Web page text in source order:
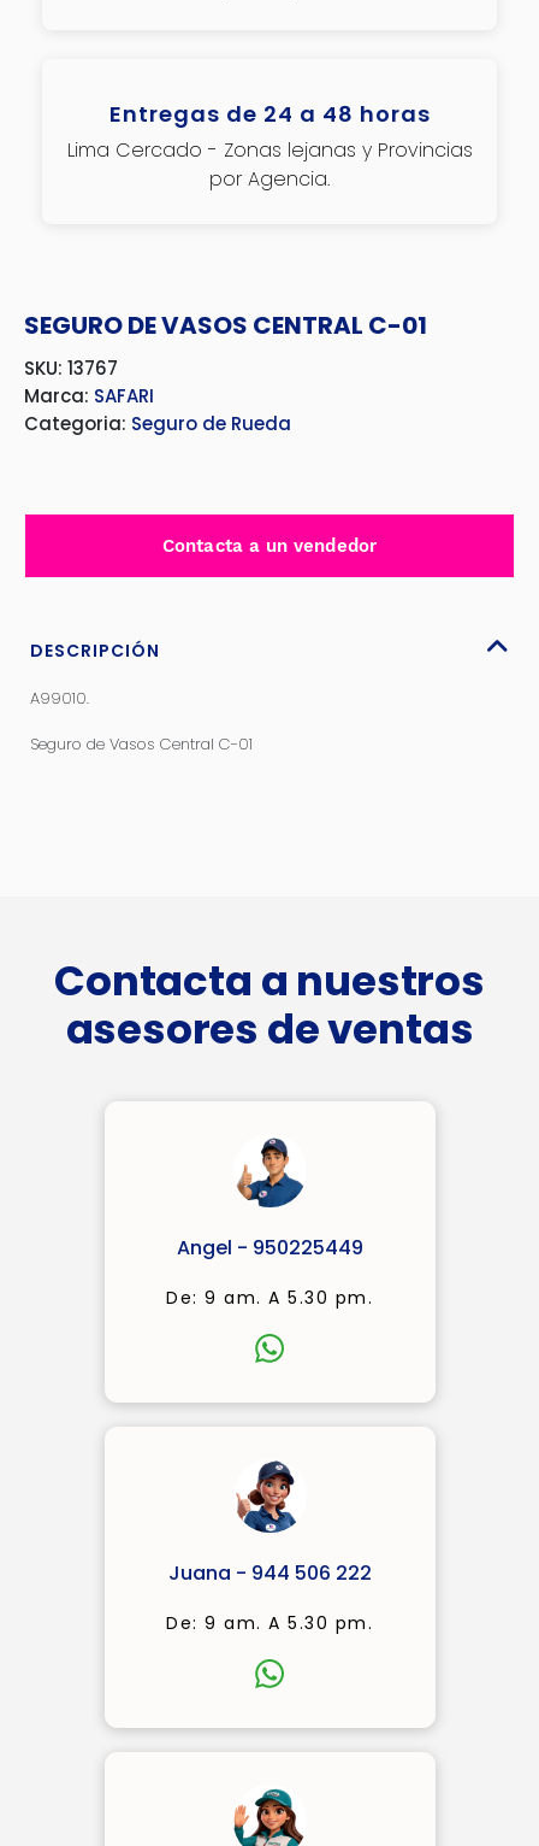
Entregas de 24 a 48 horas
Lima Cercado - Zonas lejanas y Provincias
por Agencia.
SEGURO DE VASOS CENTRAL C-01
SKU: 13767
Marca: SAFARI
Categoria: Seguro de Rueda
Contacta a un vendedor
DESCRIPCIÓN
A99010.
Seguro de Vasos Central C-01
Contacta a nuestros
asesores de ventas
Angel - 950225449
De: 9 am. A 5.30 pm.
Juana - 944 506 222
De: 9 am. A 5.30 pm.